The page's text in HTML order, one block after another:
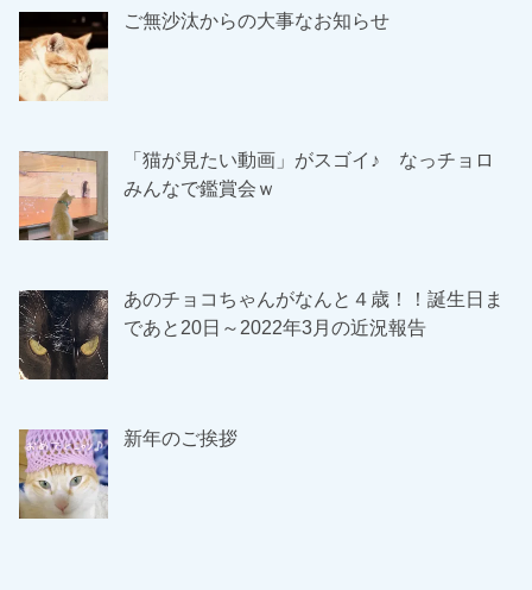
ご無沙汰からの大事なお知らせ
「猫が見たい動画」がスゴイ♪ なっチョロ
みんなで鑑賞会ｗ
あのチョコちゃんがなんと４歳！！誕生日ま
であと20日～2022年3月の近況報告
新年のご挨拶